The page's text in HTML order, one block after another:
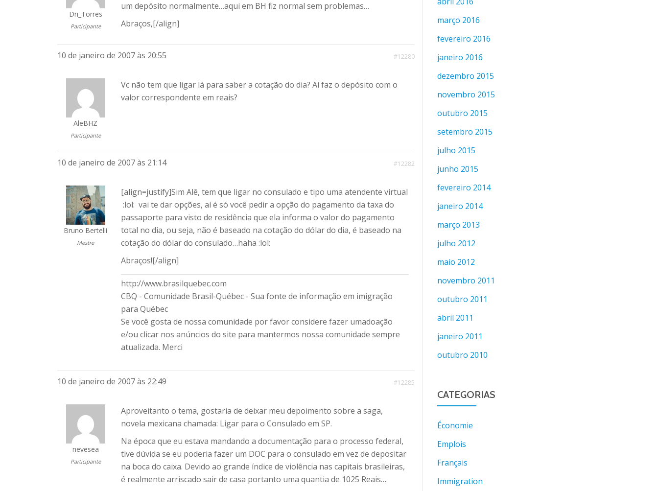
Dri_Torres
Participante
um depósito normalmente…aqui em BH fiz normal sem problemas…
Abraços,[/align]
10 de janeiro de 2007 às 20:55 #12280
AleBHZ
Participante
Vc não tem que ligar lá para saber a cotação do dia? Aí faz o depósito com o
valor correspondente em reais?
10 de janeiro de 2007 às 21:14 #12282
Bruno Bertelli
Mestre
[align=justify]Sim Alê, tem que ligar no consulado e tipo uma atendente virtual
:lol: vai te dar opções, aí é só você pedir a opção do pagamento da taxa do
passaporte para visto de residência que ela informa o valor do pagamento
total no dia, ou seja, não é baseado na cotação do dólar do dia, é baseado na
cotação do dólar do consulado…haha :lol:
Abraços![/align]
http://www.brasilquebec.com
CBQ - Comunidade Brasil-Québec - Sua fonte de informação em imigração
para Québec
Se você gosta de nossa comunidade por favor considere fazer umadoação
e/ou clicar nos anúncios do site para mantermos nossa comunidade sempre
atualizada. Merci
10 de janeiro de 2007 às 22:49 #12285
nevesea
Participante
Aproveitanto o tema, gostaria de deixar meu depoimento sobre a saga,
novela mexicana chamada: Ligar para o Consulado em SP.
Na época que eu estava mandando a documentação para o processo federal,
tive dúvida se eu poderia fazer um DOC para o consulado em vez de depositar
na boca do caixa. Devido ao grande índice de violência nas capitais brasileiras,
é realmente arriscado sair de casa portanto uma quantia de 1025 Reais…
março 2016
fevereiro 2016
janeiro 2016
dezembro 2015
novembro 2015
outubro 2015
setembro 2015
julho 2015
junho 2015
fevereiro 2014
janeiro 2014
março 2013
julho 2012
maio 2012
novembro 2011
outubro 2011
abril 2011
janeiro 2011
outubro 2010
CATEGORIAS
Économie
Emplois
Français
Immigration